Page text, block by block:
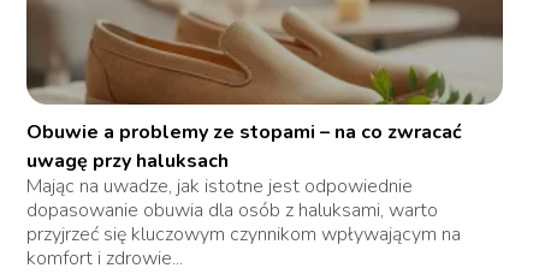
Obuwie a problemy ze stopami – na co zwracać
uwagę przy haluksach
Mając na uwadze, jak istotne jest odpowiednie
dopasowanie obuwia dla osób z haluksami, warto
przyjrzeć się kluczowym czynnikom wpływającym na
komfort i zdrowie...